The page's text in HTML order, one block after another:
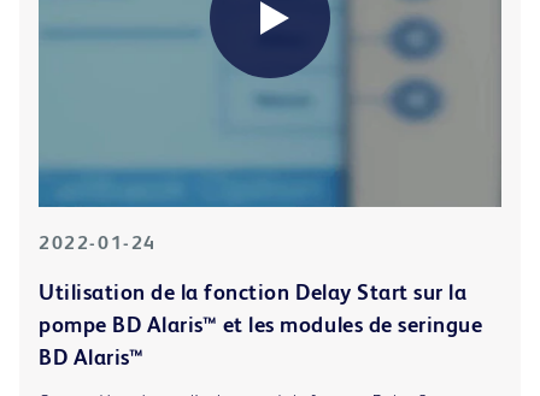
2022-01-24
Utilisation de la fonction Delay Start sur la
pompe BD Alaris™ et les modules de seringue
BD Alaris™